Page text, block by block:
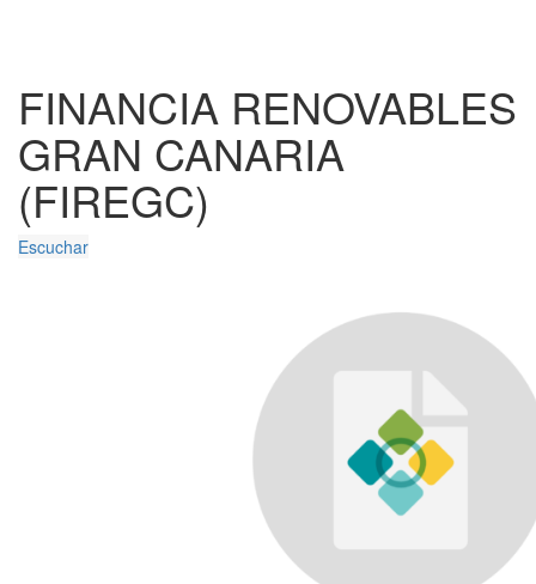
FINANCIA RENOVABLES
GRAN CANARIA
(FIREGC)
Escuchar